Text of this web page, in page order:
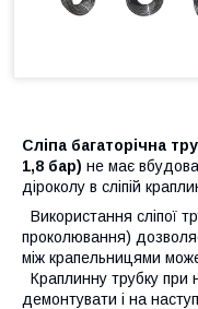
Сліпа багаторічна
1,8 бар) не має
діроколу в сліпій
Використання сліпої
проколювання)
між крапельницями
Краплинну трубку при
демонтувати і на